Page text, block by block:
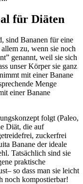
für Diäten
sind Bananen für eine
zu, wenn sie noch
genannt, weil sie sich
unser Körper sie ganz
mit einer Banane
Menge
einer Banane
folgt (Paleo,
Diät, die auf
zuckerfrei
Banane der ideale
Tatsächlich sind sie
praktische
so dass man sie leicht
noch kompostierbar!